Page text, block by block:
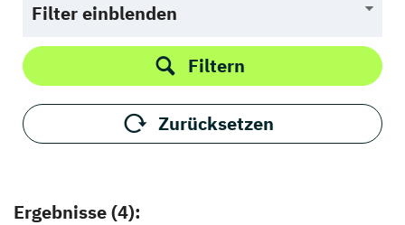
Filter einblenden
Filtern
Zurücksetzen
Ergebnisse (4):